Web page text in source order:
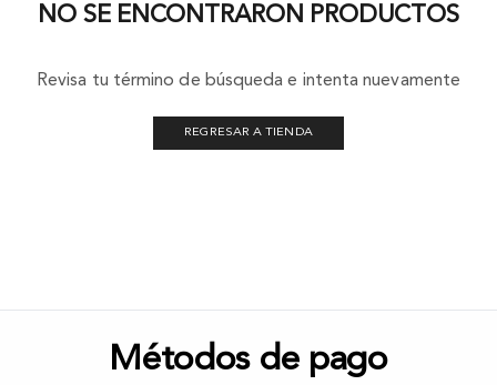
NO SE ENCONTRARON PRODUCTOS
Revisa tu término de búsqueda e intenta nuevamente
REGRESAR A TIENDA
Métodos de pago